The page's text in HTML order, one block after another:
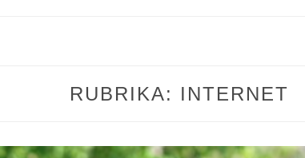
RUBRIKA: INTERNET